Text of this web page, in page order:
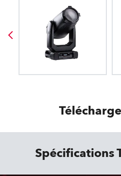
Spécifications